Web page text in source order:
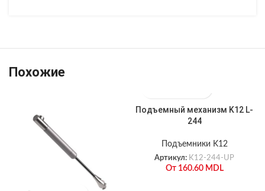
Похожие
Подъемный механизм K12 L-
244
Подъемники K12
Артикул: K12-244-UP
От 160.60 MDL